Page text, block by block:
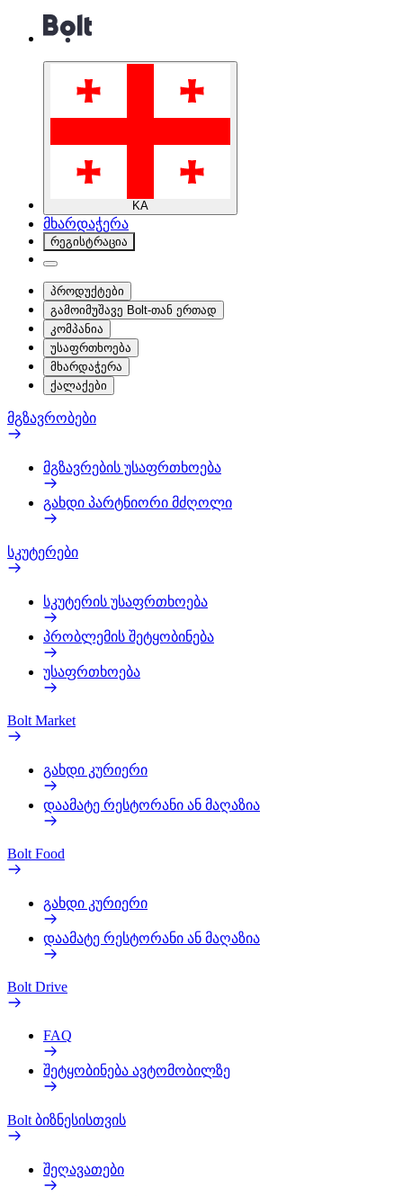
KA
მხარდაჭერა
რეგისტრაცია
პროდუქტები
გამოიმუშავე Bolt-თან ერთად
კომპანია
უსაფრთხოება
მხარდაჭერა
ქალაქები
მგზავრობები
მგზავრების უსაფრთხოება
გახდი პარტნიორი მძღოლი
სკუტერები
სკუტერის უსაფრთხოება
პრობლემის შეტყობინება
უსაფრთხოება
Bolt Market
გახდი კურიერი
დაამატე რესტორანი ან მაღაზია
Bolt Food
გახდი კურიერი
დაამატე რესტორანი ან მაღაზია
Bolt Drive
FAQ
შეტყობინება ავტომობილზე
Bolt ბიზნესისთვის
შეღავათები